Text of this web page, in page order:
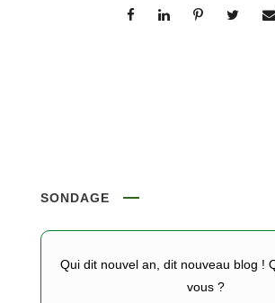
SONDAGE
Qui dit nouvel an, dit nouveau blog !
vous ?